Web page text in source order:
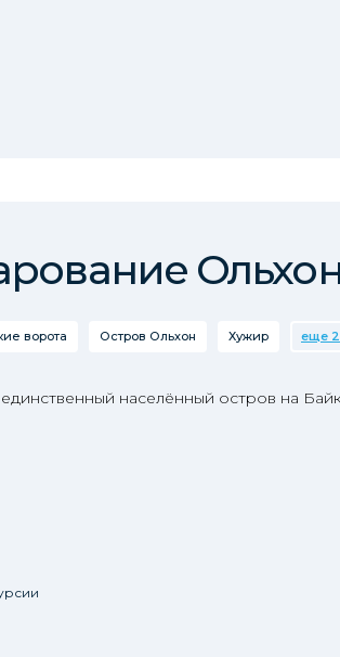
ворота Остров Ольхон Хужир еще 2
населённый остров на